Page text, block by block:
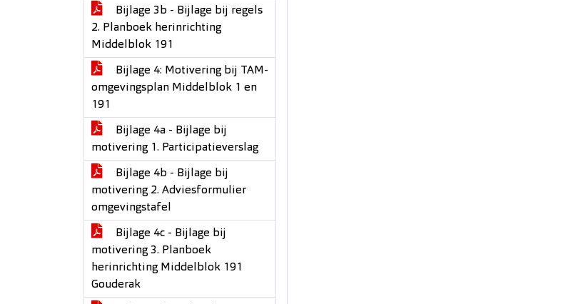
Bijlage 3b - Bijlage bij regels
2. Planboek herinrichting
Middelblok 191
Bijlage 4: Motivering bij TAM-
omgevingsplan Middelblok 1 en
191
Bijlage 4a - Bijlage bij
motivering 1. Participatieverslag
Bijlage 4b - Bijlage bij
motivering 2. Adviesformulier
omgevingstafel
Bijlage 4c - Bijlage bij
motivering 3. Planboek
herinrichting Middelblok 191
Gouderak